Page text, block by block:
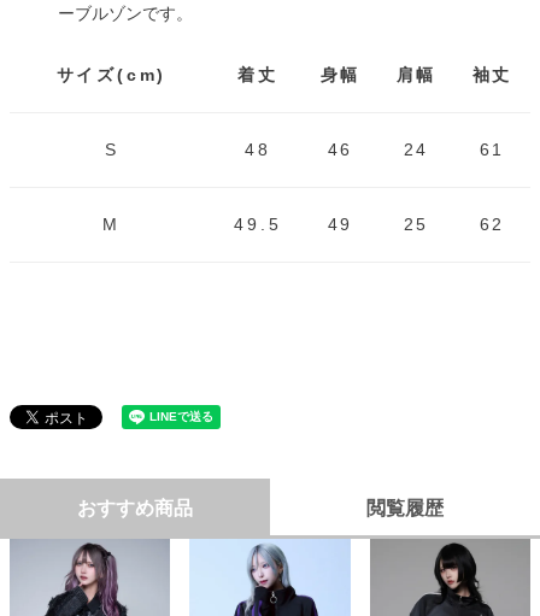
ーブルゾンです。
サイズ(cm) 着丈 身幅 肩幅 袖丈
S 48 46 24 61
M 49.5 49 25 62
おすすめ商品 閲覧履歴